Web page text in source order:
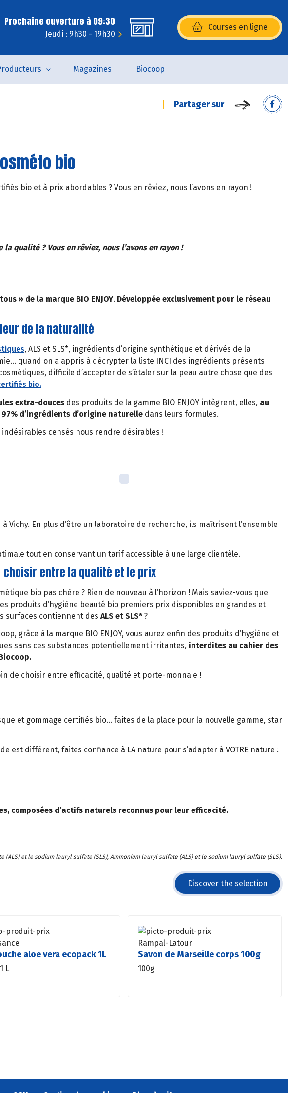
Prochaine ouverture à 09:30
Jeudi : 9h30 - 19h30
Courses en ligne
(s’ouvre dans une nouvelle
Magazines Biocoop
Partager sur
bio
bio et à prix abordables ? Vous en rêviez, nous l’avons en rayon !
qualité ? Vous en rêviez, nous l’avons en rayon !
» de la marque BIO ENJOY. Développée exclusivement pour le réseau
de la naturalité
, ALS et SLS*, ingrédients d’origine synthétique et dérivés de la
quand on a appris à décrypter la liste INCI des ingrédients présents
difficile d’accepter de s’étaler sur la peau autre chose que des
bio.
extra-douces des produits de la gamme BIO ENJOY intègrent, elles, au
97% d’ingrédients d’origine naturelle dans leurs formules.
indésirables censés nous rendre désirables !
à Vichy. En plus d’être un laboratoire de recherche, ils maîtrisent l’ensemble
tout en conservant un tarif accessible à une large clientèle.
choisir entre la qualité et le prix
bio pas chère ? Rien de nouveau à l’horizon ! Mais saviez-vous que
produits d’hygiène beauté bio premiers prix disponibles en grandes et
surfaces contiennent des ALS et SLS* ?
grâce à la marque BIO ENJOY, vous aurez enfin des produits d’hygiène et
sans ces substances potentiellement irritantes, interdites au cahier des
de choisir entre efficacité, qualité et porte-monnaie !
et gommage certifiés bio… faites de la place pour la nouvelle gamme, star
est différent, faites confiance à LA nature pour s’adapter à VOTRE nature :
composées d’actifs naturels reconnus pour leur efficacité.
(ALS) et le sodium lauryl sulfate (SLS), Ammonium lauryl sulfate (ALS) et le sodium lauryl sulfate (SLS).
Discover the selection
aloe vera ecopack 1L
1 L
Rampal-Latour
Savon de Marseille corps 100g
100g